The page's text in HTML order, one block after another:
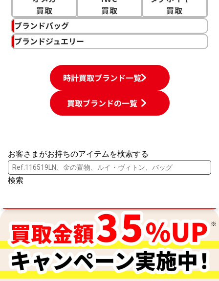
買取
買取
買取
ブランドバッグ
ブランドジュエリー
時計買取ブランド一覧
買取ブランドの一覧
お客さまがお持ちのアイテムを検索する